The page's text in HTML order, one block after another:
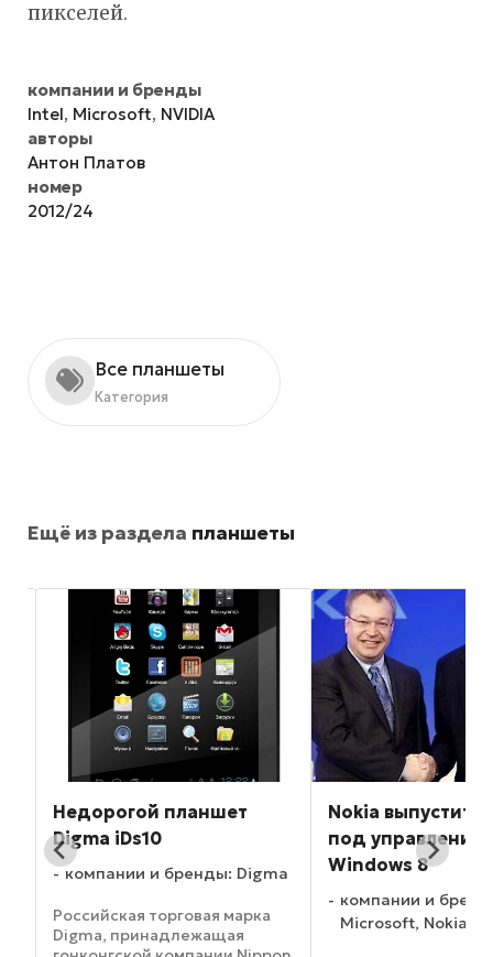
пикселей.
компании и бренды
Intel, Microsoft, NVIDIA
авторы
Антон Платов
номер
2012/24
Все планшеты
Категория
Ещё из раздела планшеты
Недорогой планшет
Digma iDs10
компании и бренды: Digma
Российская торговая марка
Digma, принадлежащая
Nokia выпустит
под
Windows 8
компании и
Microsoft, Nokia